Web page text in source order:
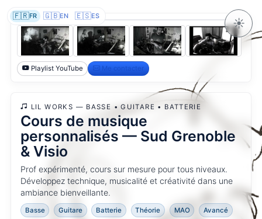
🇫🇷FR 🇬🇧EN 🇪🇸ES
☀️
Playlist YouTube Me contacter
LIL WORKS — BASSE • GUITARE • BATTERIE
Cours de musique
personnalisés — Sud Grenoble
& Visio
Prof expérimenté, cours sur mesure pour tous niveaux.
Développez technique, musicalité et créativité dans une
ambiance bienveillante.
Basse Guitare Batterie Théorie MAO Avancé